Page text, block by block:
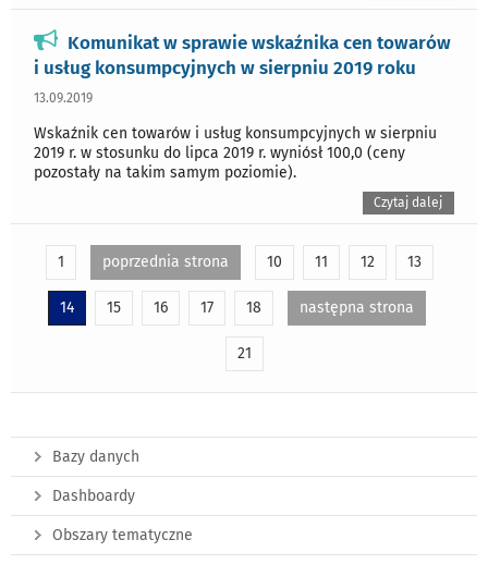
Komunikat w sprawie wskaźnika cen towarów
i usług konsumpcyjnych w sierpniu 2019 roku
13.09.2019
Wskaźnik cen towarów i usług konsumpcyjnych w sierpniu
2019 r. w stosunku do lipca 2019 r. wyniósł 100,0 (ceny
pozostały na takim samym poziomie).
Czytaj dalej
1 poprzednia strona 10 11 12 13
14 15 16 17 18 następna strona
21
Bazy danych
Dashboardy
Obszary tematyczne